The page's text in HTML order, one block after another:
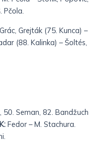
Pčola.
Grejták (75. Kunca) –
(88. Kalinka) – Šoltés,
50. Seman, 82. Bandžuch
Fedor – M. Stachura.